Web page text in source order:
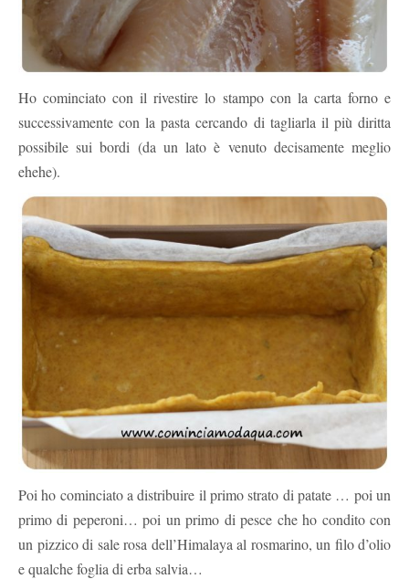
Ho cominciato con il rivestire lo stampo con la carta forno e
successivamente con la pasta cercando di tagliarla il più diritta
possibile sui bordi (da un lato è venuto decisamente meglio
ehehe).
Poi ho cominciato a distribuire il primo strato di patate … poi un
primo di peperoni… poi un primo di pesce che ho condito con
un pizzico di sale rosa dell’Himalaya al rosmarino, un filo d’olio
e qualche foglia di erba salvia…